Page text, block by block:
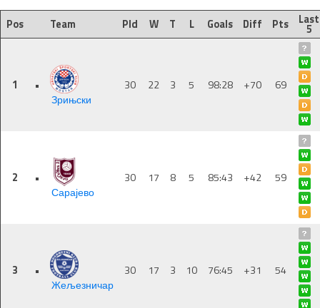
Pos Team Pld W T L Goals Diff Pts Last
5
1
•
Зрињски
30 22 3 5 98:28 +70 69
2
•
Сарајево
30 17 8 5 85:43 +42 59
3
•
Жељезничар
30 17 3 10 76:45 +31 54